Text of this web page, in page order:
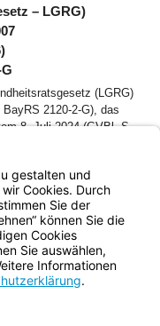
– LGRG)
(LGRG)
2120-2-G), das
8. Juli 2024 (GVBl. S.
das folgende Gesetz
wird: